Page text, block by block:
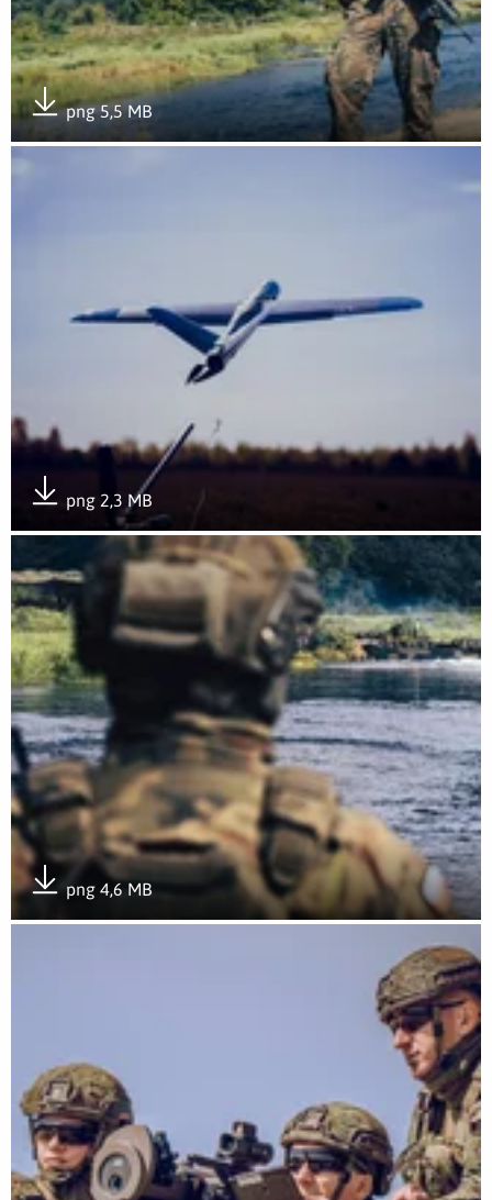
png 5,5 MB
Pobierz załącznik
Otwórz załącznik 6
png 2,3 MB
Pobierz załącznik
Otwórz załącznik 7
png 4,6 MB